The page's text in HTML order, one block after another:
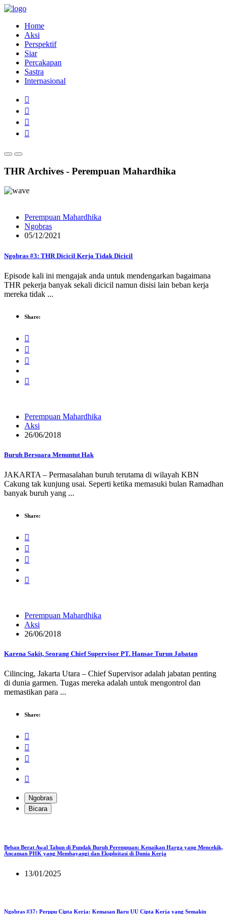
Home
Aksi
Perspektif
Siar
Percakapan
Sastra
Internasional
THR Archives - Perempuan Mahardhika
Perempuan Mahardhika
Ngobras
05/12/2021
Ngobras #3: THR Dicicil Kerja Tidak Dicicil
Episode kali ini mengajak anda untuk mendengarkan bagaimana
THR pekerja banyak sekali dicicil namun disisi lain beban kerja
mereka tidak ...
Share:
Perempuan Mahardhika
Aksi
26/06/2018
Buruh Bersuara Menuntut Hak
JAKARTA – Permasalahan buruh terutama di wilayah KBN
Cakung tak kunjung usai. Seperti ketika memasuki bulan Ramadhan
banyak buruh yang ...
Share:
Perempuan Mahardhika
Aksi
26/06/2018
Karena Sakit, Seorang Chief Supervisor PT. Hansae Turun Jabatan
Cilincing, Jakarta Utara – Chief Supervisor adalah jabatan penting
di dunia garmen. Tugas mereka adalah untuk mengontrol dan
memastikan para ...
Share:
Ngobras
Bicara
Beban Berat Awal Tahun di Pundak Buruh Perempuan: Kenaikan Harga yang Mencekik,
Ancaman PHK yang Membayangi dan Eksploitasi di Dunia Kerja
13/01/2025
Ngobras #37: Perppu Cipta Kerja: Kemasan Baru UU Cipta Kerja yang Semakin